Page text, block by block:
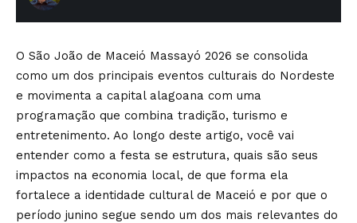
O São João de Maceió Massayó 2026 se consolida
como um dos principais eventos culturais do Nordeste
e movimenta a capital alagoana com uma
programação que combina tradição, turismo e
entretenimento. Ao longo deste artigo, você vai
entender como a festa se estrutura, quais são seus
impactos na economia local, de que forma ela
fortalece a identidade cultural de Maceió e por que o
período junino segue sendo um dos mais relevantes do